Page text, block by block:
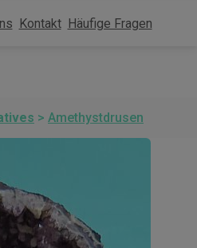
Kontakt Häufige Fragen
> Amethystdrusen